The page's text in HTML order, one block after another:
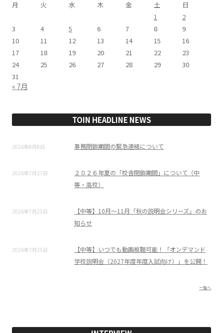
月
火 水 木 金 土
日
1
2
3
4 5 6 7 8
9
10
11 12 13 14 15
16
17
18 19 20 21 22
23
24
25 26 27 28 29
30
31
« 7月
TOIN HEADLINE NEWS
2026年8月8日 事務閉鎖期間の緊急連絡について
2026年7月27日
２０２６年夏の「校舎閉鎖期間」について（中
等・高校）
2026年7月25日
【中等】10月～11月「秋の説明会シリーズ」のお
知らせ
2026年7月25日
【中等】いつでも動画視聴可能！「オンデマンド
学校説明会（2027年度年度入試向け）」を公開！
一覧へ